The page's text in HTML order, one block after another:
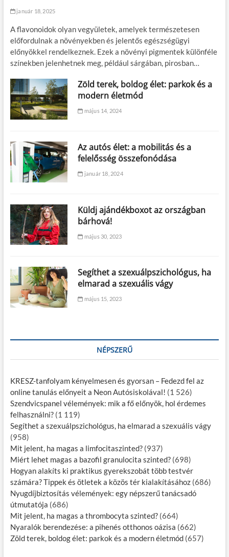
január 18, 2025
A flavonoidok olyan vegyületek, amelyek természetesen
előfordulnak a növényekben és jelentős egészségügyi
előnyökkel rendelkeznek. Ezek a növényi pigmentek különféle
színekben jelenhetnek meg, például sárgában, pirosban…
Zöld terek, boldog élet: parkok és a
modern életmód
május 14, 2024
Az autós élet: a mobilitás és a
felelősség összefonódása
január 18, 2024
Küldj ajándékboxot az országban
bárhová!
május 30, 2023
Segíthet a szexuálpszichológus, ha
elmarad a szexuális vágy
május 15, 2023
NÉPSZERŰ
KRESZ-tanfolyam kényelmesen és gyorsan – Fedezd fel az
online tanulás előnyeit a Neon Autósiskolával! (1 526)
Szendvicspanel vélemények: mik a fő előnyök, hol érdemes
felhasználni? (1 119)
Segíthet a szexuálpszichológus, ha elmarad a szexuális vágy
(958)
Mit jelent, ha magas a limfocitaszinted? (937)
Miért lehet magas a bazofil granulocita szinted? (698)
Hogyan alakíts ki praktikus gyerekszobát több testvér
számára? Tippek és ötletek a közös tér kialakításához (686)
Nyugdíjbiztosítás vélemények: egy népszerű tanácsadó
útmutatója (686)
Mit jelent, ha magas a thrombocyta szinted? (664)
Nyaralók berendezése: a pihenés otthonos oázisa (662)
Zöld terek, boldog élet: parkok és a modern életmód (657)